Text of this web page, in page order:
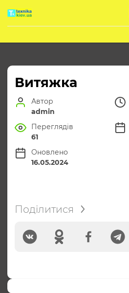
Витяжка
Автор
admin
Переглядів
61
Оновлено
16.05.2024
Поділитися